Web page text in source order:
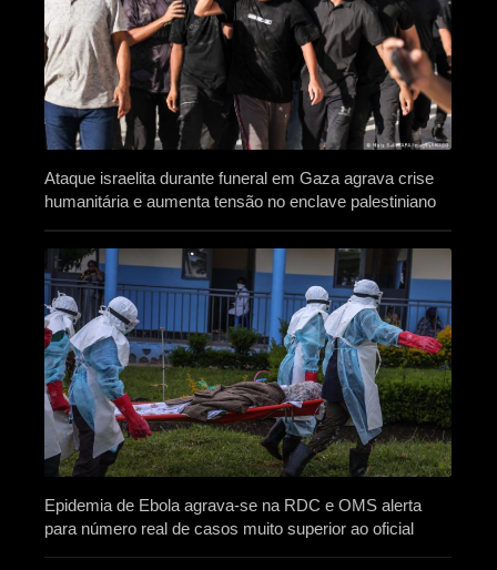
Ataque israelita durante funeral em Gaza agrava crise
humanitária e aumenta tensão no enclave palestiniano
Epidemia de Ebola agrava-se na RDC e OMS alerta
para número real de casos muito superior ao oficial